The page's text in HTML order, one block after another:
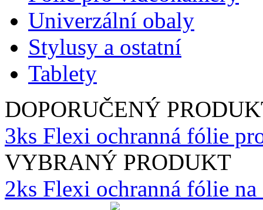
Univerzální obaly
Stylusy a ostatní
Tablety
DOPORUČENÝ
3ks Flexi ochranná fólie
VYBRANÝ PRODUKT
2ks Flexi ochranná fólie